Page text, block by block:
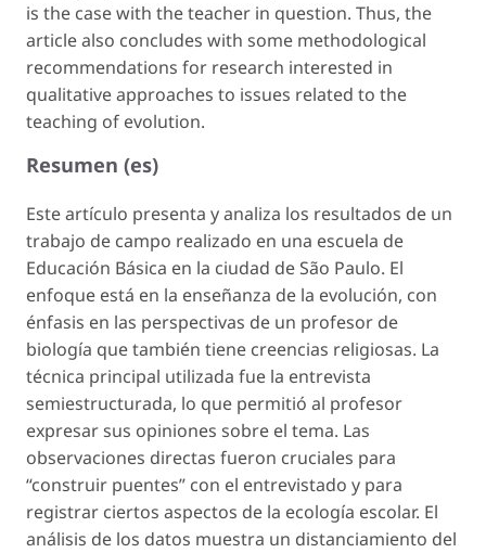
is the case with the teacher in question. Thus, the
article also concludes with some methodological
recommendations for research interested in
qualitative approaches to issues related to the
teaching of evolution.
Resumen (es)
Este artículo presenta y analiza los resultados de un
trabajo de campo realizado en una escuela de
Educación Básica en la ciudad de São Paulo. El
enfoque está en la enseñanza de la evolución, con
énfasis en las perspectivas de un profesor de
biología que también tiene creencias religiosas. La
técnica principal utilizada fue la entrevista
semiestructurada, lo que permitió al profesor
expresar sus opiniones sobre el tema. Las
observaciones directas fueron cruciales para
“construir puentes” con el entrevistado y para
registrar ciertos aspectos de la ecología escolar. El
análisis de los datos muestra un distanciamiento del